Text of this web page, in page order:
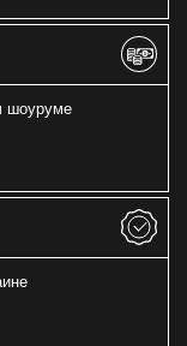
шоуруме